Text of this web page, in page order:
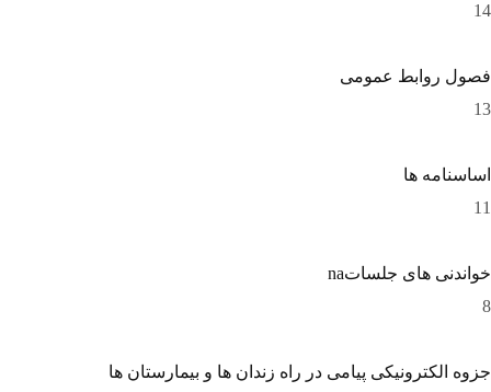
14
فصول روابط عمومی
13
اساسنامه ها
11
خواندنی های جلساتna
8
جزوه الکترونیکی پیامی در راه زندان ها و بیمارستان ها